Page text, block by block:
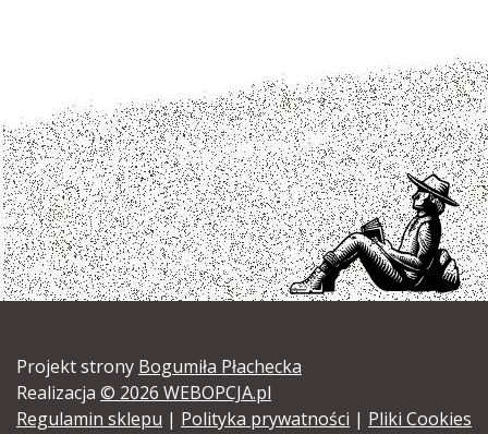
Projekt strony Bogumiła Płachecka
Realizacja © 2026 WEBOPCJA.pl
Regulamin sklepu | Polityka prywatności | Pliki Cookies